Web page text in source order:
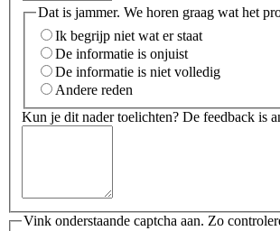
Dat is jammer. We horen graag wat het
Ik begrijp niet wat er staat
De informatie is onjuist
De informatie is niet volledig
Andere reden
Kun je dit nader toelichten? De feedback is
Vink onderstaande captcha aan. Zo